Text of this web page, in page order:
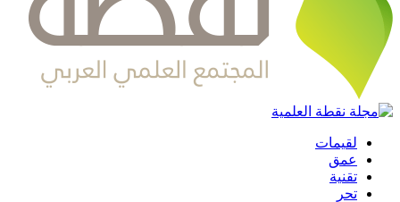
لقيمات
عمق
تقنية
تحر